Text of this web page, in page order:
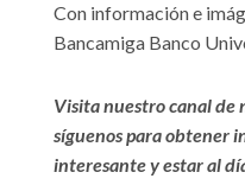
Con información e
Bancamiga Banco
Visita nuestro canal de
síguenos para obtener
interesante y estar al